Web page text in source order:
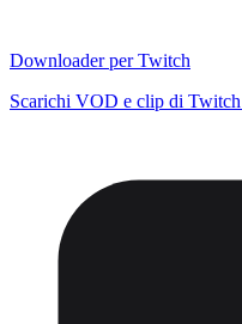
Downloader per Twitch
Scarichi VOD e clip di Twitch